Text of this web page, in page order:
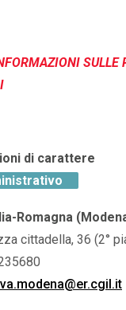
SULLE
di carattere
Romagna
cittadella, 36 (2°